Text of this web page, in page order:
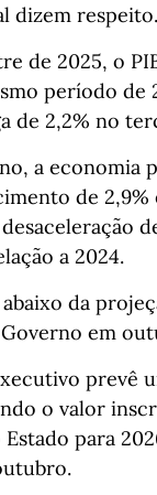
dizem respeito.
de 2025, o
período de
de 2,2% no
a economia
de 2,9%
a 2024.
da
em
prevê
o valor
para